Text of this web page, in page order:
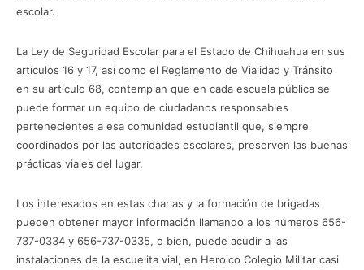
escolar.
La Ley de Seguridad Escolar para el Estado de Chihuahua en sus
artículos 16 y 17, así como el Reglamento de Vialidad y Tránsito
en su artículo 68, contemplan que en cada escuela pública se
puede formar un equipo de ciudadanos responsables
pertenecientes a esa comunidad estudiantil que, siempre
coordinados por las autoridades escolares, preserven las buenas
prácticas viales del lugar.
Los interesados en estas charlas y la formación de brigadas
pueden obtener mayor información llamando a los números 656-
737-0334 y 656-737-0335, o bien, puede acudir a las
instalaciones de la escuelita vial, en Heroico Colegio Militar casi